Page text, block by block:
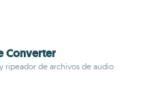
Converter
ripeador de archivos de audio